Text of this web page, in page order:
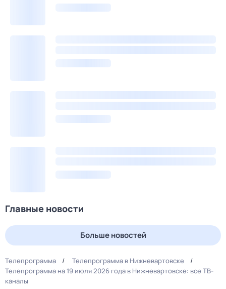
Главные новости
Больше новостей
Телепрограмма
Телепрограмма в Нижневартовске
Телепрограмма на 19 июля 2026 года в Нижневартовске: все ТВ-
каналы